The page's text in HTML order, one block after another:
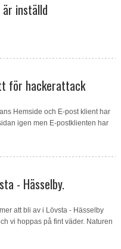
inställd
för hackerattack
Hemside och E-post klient har
igen men E-postklienten har
- Hässelby.
att bli av i Lövsta - Hässelby
vi hoppas på fint väder. Naturen